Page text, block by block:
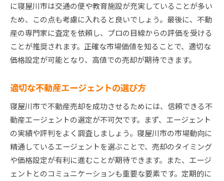
周辺環境の写真撮影と公開
地域特有の市場ニーズの理解
地域情報を反映した物件説明
寝屋川市不動産売却が高値で成功した事例紹介
成功事例2：リノベーションで価値を高めたマ
成功事例3：効果的なマーケティング手法の成
功例
成功事例4：早期売却に成功したケース
成功事例5：地域の特性を活かした売却戦略
成功事例6：オープンハウスイベントの成功例
に寝屋川市は交通の便や教育施設が充実していることが多い
ため、この点も考慮に入れると良いでしょう。最後に、不動
産の専門家に査定を依頼し、プロの目線からの評価を受ける
ことが推奨されます。正確な市場価値を知ることで、適切な
価格設定が可能となり、高値での売却が期待できます。
適切な不動産エージェントの選び方
寝屋川市で不動産売却を成功させるためには、信頼できる不
動産エージェントの選定が不可欠です。まず、エージェント
の実績や評判をよく調査しましょう。寝屋川市の市場動向に
精通しているエージェントを選ぶことで、売却のタイミング
や価格設定が有利に進むことが期待できます。また、エージ
ェントとのコミュニケーションも重要な要素です。定期的に